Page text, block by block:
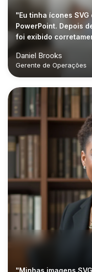
"Eu tinha ícones
PowerPoint. Depois
foi exibido
Daniel Brooks
Gerente de Operações
"Minhas imagens